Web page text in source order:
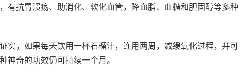
有抗胃溃疡、助消化、软化血管，降血脂、血糖和胆固醇等多种
实，如果每天饮用一杯石榴汁，连用两周，减缓氧化过程，并可
神奇的功效仍可持续一个月。